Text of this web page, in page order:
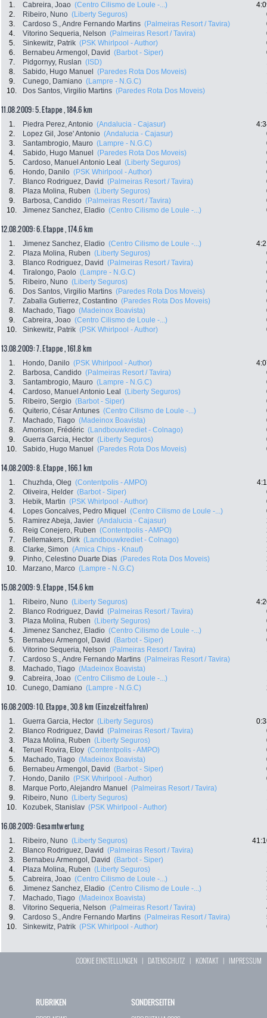
1. Cabreira, Joao (Centro Cilismo de Loule -...)
2.
Ribeiro, Nuno (Liberty Seguros)
3.
Cardoso S., Andre Fernando Martins (Palmeiras Resort / Tavira)
4.
Vitorino Sequeria, Nelson (Palmeiras Resort / Tavira)
5.
Sinkewitz, Patrik (PSK Whirlpool - Author)
6.
Bernabeu Armengol, David (Barbot - Siper)
7.
Pidgornyy, Ruslan (ISD)
8.
Sabido, Hugo Manuel (Paredes Rota Dos Moveis)
9.
Cunego, Damiano (Lampre - N.G.C)
10.
Dos Santos, Virgilio Martins (Paredes Rota Dos Moveis)
11.08.2009: 5. Etappe , 184.6 km
1. Piedra Perez, Antonio (Andalucia - Cajasur)
2.
Lopez Gil, Jose' Antonio (Andalucia - Cajasur)
3.
Santambrogio, Mauro (Lampre - N.G.C)
4.
Sabido, Hugo Manuel (Paredes Rota Dos Moveis)
5.
Cardoso, Manuel Antonio Leal (Liberty Seguros)
6.
Hondo, Danilo (PSK Whirlpool - Author)
7.
Blanco Rodriguez, David (Palmeiras Resort / Tavira)
8.
Plaza Molina, Ruben (Liberty Seguros)
9.
Barbosa, Candido (Palmeiras Resort / Tavira)
10.
Jimenez Sanchez, Eladio (Centro Cilismo de Loule -...)
12.08.2009: 6. Etappe , 174.6 km
1. Jimenez Sanchez, Eladio (Centro Cilismo de Loule -...)
2.
Plaza Molina, Ruben (Liberty Seguros)
3.
Blanco Rodriguez, David (Palmeiras Resort / Tavira)
4.
Tiralongo, Paolo (Lampre - N.G.C)
5.
Ribeiro, Nuno (Liberty Seguros)
6.
Dos Santos, Virgilio Martins (Paredes Rota Dos Moveis)
7.
Zaballa Gutierrez, Costantino (Paredes Rota Dos Moveis)
8.
Machado, Tiago (Madeinox Boavista)
9.
Cabreira, Joao (Centro Cilismo de Loule -...)
10.
Sinkewitz, Patrik (PSK Whirlpool - Author)
13.08.2009: 7. Etappe , 161.8 km
1. Hondo, Danilo (PSK Whirlpool - Author)
2.
Barbosa, Candido (Palmeiras Resort / Tavira)
3.
Santambrogio, Mauro (Lampre - N.G.C)
4.
Cardoso, Manuel Antonio Leal (Liberty Seguros)
5.
Ribeiro, Sergio (Barbot - Siper)
6.
Quiterio, César Antunes (Centro Cilismo de Loule -...)
7.
Machado, Tiago (Madeinox Boavista)
8.
Amorison, Frédéric (Landbouwkrediet - Colnago)
9.
Guerra Garcia, Hector (Liberty Seguros)
10.
Sabido, Hugo Manuel (Paredes Rota Dos Moveis)
14.08.2009: 8. Etappe , 166.1 km
1. Chuzhda, Oleg (Contentpolis - AMPO)
2.
Oliveira, Helder (Barbot - Siper)
3.
Hebik, Martin (PSK Whirlpool - Author)
4.
Lopes Goncalves, Pedro Miquel (Centro Cilismo de Loule -...)
5.
Ramirez Abeja, Javier (Andalucia - Cajasur)
6.
Reig Conejero, Ruben (Contentpolis - AMPO)
7.
Bellemakers, Dirk (Landbouwkrediet - Colnago)
8.
Clarke, Simon (Amica Chips - Knauf)
9.
Pinho, Celestino Duarte Dias (Paredes Rota Dos Moveis)
10.
Marzano, Marco (Lampre - N.G.C)
15.08.2009: 9. Etappe , 154.6 km
1. Ribeiro, Nuno (Liberty Seguros)
2.
Blanco Rodriguez, David (Palmeiras Resort / Tavira)
3.
Plaza Molina, Ruben (Liberty Seguros)
4.
Jimenez Sanchez, Eladio (Centro Cilismo de Loule -...)
5.
Bernabeu Armengol, David (Barbot - Siper)
6.
Vitorino Sequeria, Nelson (Palmeiras Resort / Tavira)
7.
Cardoso S., Andre Fernando Martins (Palmeiras Resort / Tavira)
8.
Machado, Tiago (Madeinox Boavista)
9.
Cabreira, Joao (Centro Cilismo de Loule -...)
10.
Cunego, Damiano (Lampre - N.G.C)
16.08.2009: 10. Etappe , 30.8 km (Einzelzeitfahren)
1. Guerra Garcia, Hector (Liberty Seguros)
2.
Blanco Rodriguez, David (Palmeiras Resort / Tavira)
3.
Plaza Molina, Ruben (Liberty Seguros)
4.
Teruel Rovira, Eloy (Contentpolis - AMPO)
5.
Machado, Tiago (Madeinox Boavista)
6.
Bernabeu Armengol, David (Barbot - Siper)
7.
Hondo, Danilo (PSK Whirlpool - Author)
8.
Marque Porto, Alejandro Manuel (Palmeiras Resort / Tavira)
9.
Ribeiro, Nuno (Liberty Seguros)
10.
Kozubek, Stanislav (PSK Whirlpool - Author)
16.08.2009: Gesamtwertung
1. Ribeiro, Nuno (Liberty Seguros)
2.
Blanco Rodriguez, David (Palmeiras Resort / Tavira)
3.
Bernabeu Armengol, David (Barbot - Siper)
4.
Plaza Molina, Ruben (Liberty Seguros)
5.
Cabreira, Joao (Centro Cilismo de Loule -...)
6.
Jimenez Sanchez, Eladio (Centro Cilismo de Loule -...)
7.
Machado, Tiago (Madeinox Boavista)
8.
Vitorino Sequeria, Nelson (Palmeiras Resort / Tavira)
9.
Cardoso S., Andre Fernando Martins (Palmeiras Resort / Tavira)
10.
Sinkewitz, Patrik (PSK Whirlpool - Author)
COOKIE EINSTELLUNGEN | DATENSCHUTZ | KONTAKT| IMPRESSUM
RUBRIKEN SONDERSEITEN